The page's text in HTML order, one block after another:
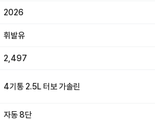
2026
휘발유
2,497
4기통 2.5L 터보 가솔린
자동 8단